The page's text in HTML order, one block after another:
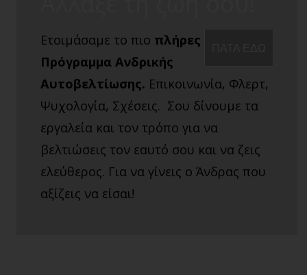
Ετοιμάσαμε το πιο πλήρες
Πρόγραμμα Ανδρικής
Αυτοβελτίωσης. Επικοινωνία, Φλερτ,
Ψυχολογία, Σχέσεις. Σου δίνουμε τα
εργαλεία και τον τρόπο για να
βελτιώσεις τον εαυτό σου και να ζεις
ελεύθερος. Για να γίνεις ο Άνδρας που
αξίζεις να είσαι!